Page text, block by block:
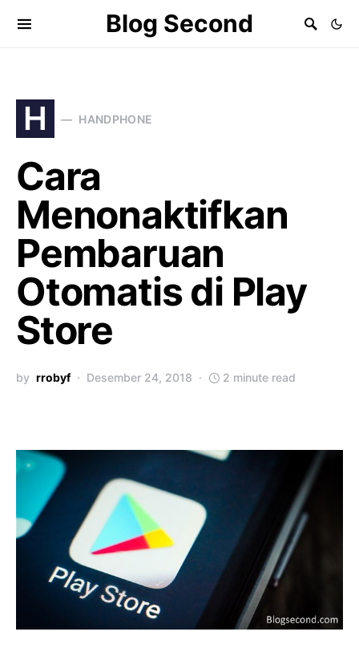
Blog Second
H HANDPHONE
Cara
Menonaktifkan
Pembaruan
Otomatis di Play
Store
by rrobyf Desember 24, 2018 2 minute read